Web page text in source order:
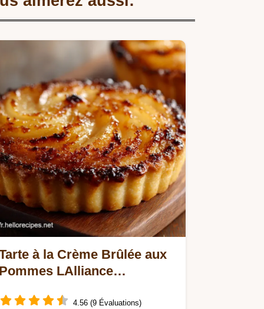
à la Crème Brûlée aux
LAlliance
4.56 (9 Évaluations)